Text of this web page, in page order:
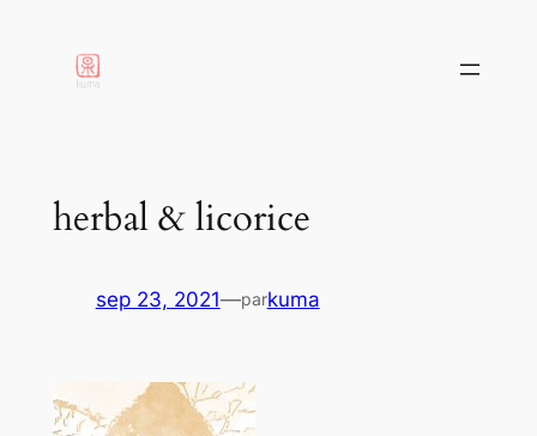
contenu
herbal & licorice
sep 23, 2021—parkuma